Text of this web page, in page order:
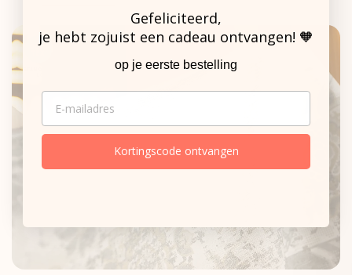
De sterke basis.
Onze matten
Een zachte schuimkern dempt elke stap merkbaar,
speelkamers, woon- en slaapkamers en lange keuken
lopers. Met een comfortabele polstering van 10 mm
brengt ze gezellig comfort in huis.
Gefeliciteerd,
je hebt zojuist een cadeau ontvangen! 🧡
op je eerste bestelling
EMAIL
Kortingscode ontvangen